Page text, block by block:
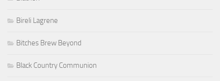
Bireli Lagrene
Bitches Brew Beyond
Black Country Communion